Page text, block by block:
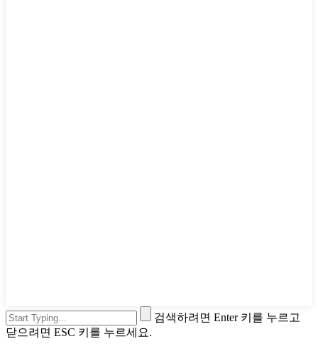
검색하려면 Enter 키를 누르고
닫으려면 ESC 키를 누르세요.